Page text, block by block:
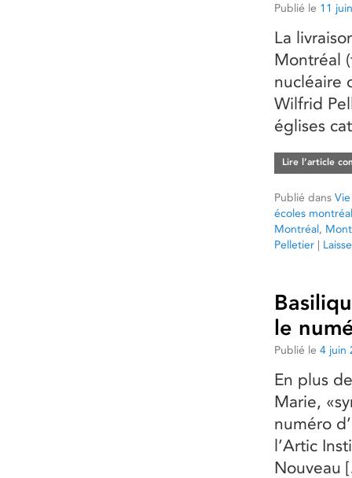
Publié le 11
La
Montréal
nucléaire
Wilfrid
églises
Lire l’article
Publié dans
écoles
Montréal,
Pelletier |
le
Publié le 4 juin
En plus
Marie,
numéro
l’Artic
Nouveau